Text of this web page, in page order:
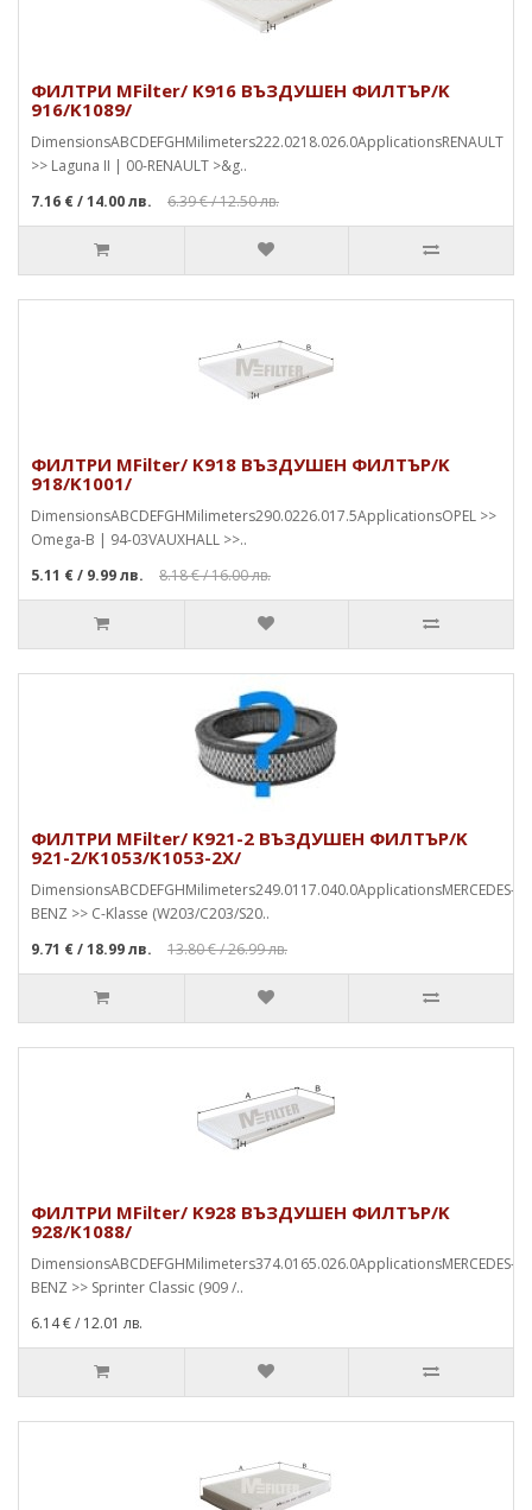
ФИЛТРИ MFilter/ K916 ВЪЗДУШЕН ФИЛТЪР/K
916/K1089/
DimensionsABCDEFGHMilimeters222.0218.026.0ApplicationsRENAULT
>> Laguna II | 00-RENAULT >&g..
7.16 €/ 14.00 лв. 6.39 €/ 12.50 лв.
ФИЛТРИ MFilter/ K918 ВЪЗДУШЕН ФИЛТЪР/K
918/K1001/
DimensionsABCDEFGHMilimeters290.0226.017.5ApplicationsOPEL >>
Omega-B | 94-03VAUXHALL >>..
5.11 €/ 9.99 лв. 8.18 €/ 16.00 лв.
ФИЛТРИ MFilter/ K921-2 ВЪЗДУШЕН ФИЛТЪР/K
921-2/K1053/K1053-2X/
DimensionsABCDEFGHMilimeters249.0117.040.0ApplicationsMERCEDES-
BENZ >> C-Klasse (W203/C203/S20..
9.71 €/ 18.99 лв. 13.80 €/ 26.99 лв.
ФИЛТРИ MFilter/ K928 ВЪЗДУШЕН ФИЛТЪР/K
928/K1088/
DimensionsABCDEFGHMilimeters374.0165.026.0ApplicationsMERCEDES-
BENZ >> Sprinter Classic (909 /..
6.14 €/ 12.01 лв.